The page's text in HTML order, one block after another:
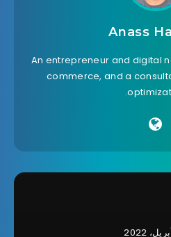
Anass
An entrepreneur and digital
commerce, and a